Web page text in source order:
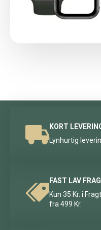
KORT
Lynhurtig
FAST LAV
Kun 35 Kr. i
fra 499 Kr.